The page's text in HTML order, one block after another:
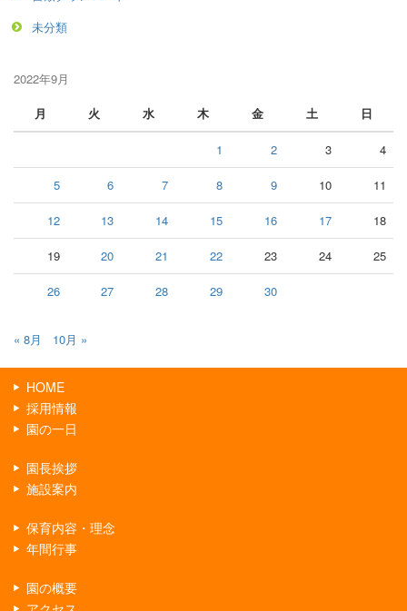
未分類
2022年9月
月
火 水 木 金 土 日
1 2 3 4
5 6 7 8 9 10 11
12 13 14 15 16 17 18
19 20 21 22 23 24 25
26 27 28 29 30
« 8月 10月 »
HOME
採用情報
園の一日
園長挨拶
施設案内
保育内容・理念
年間行事
園の概要